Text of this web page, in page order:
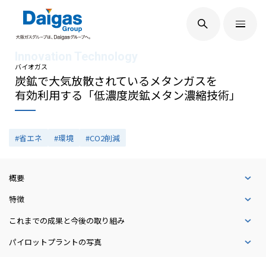
EN / JP
Daigasグループについて
Daigas STUDIO
技術開発
サステナビリティ
バイオガス
炭鉱で大気放散されているメタンガスを
有効利用する「低濃度炭鉱メタン濃縮技術」
#省エネ #環境 #CO2削減
概要
特徴
これまでの成果と今後の取り組み
パイロットプラントの写真